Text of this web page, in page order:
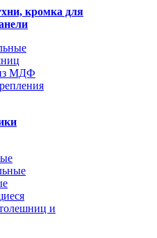
кромка для
МДФ
и